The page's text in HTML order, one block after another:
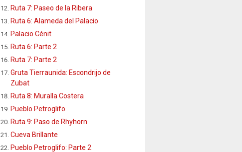
Ruta 7: Paseo de la Ribera
Ruta 6: Alameda del Palacio
Palacio Cénit
Ruta 6: Parte 2
Ruta 7: Parte 2
Gruta Tierraunida: Escondrijo de
Zubat
Ruta 8: Muralla Costera
Pueblo Petroglifo
Ruta 9: Paso de Rhyhorn
Cueva Brillante
Pueblo Petroglifo: Parte 2